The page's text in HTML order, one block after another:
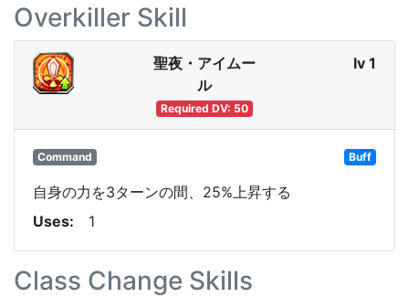
Overkiller Skill
聖夜・アイムー
ル
Required DV: 50
lv 1
Command Buff
自身の力を3ターンの間、25%上昇する
Uses
1
Class Change Skills